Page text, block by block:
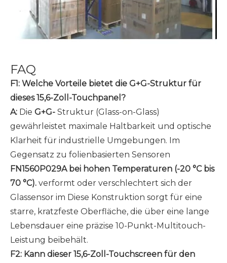
FAQ
F1: Welche Vorteile bietet die G+G-Struktur für
dieses 15,6-Zoll-Touchpanel?
A: Die G+G- Struktur (Glass-on-Glass)
gewährleistet maximale Haltbarkeit und optische
Klarheit für industrielle Umgebungen. Im
Gegensatz zu folienbasierten Sensoren
FN1560P029A bei hohen Temperaturen (-20 °C bis
70 °C). verformt oder verschlechtert sich der
Glassensor im Diese Konstruktion sorgt für eine
starre, kratzfeste Oberfläche, die über eine lange
Lebensdauer eine präzise 10-Punkt-Multitouch-
Leistung beibehält.
F2: Kann dieser 15,6-Zoll-Touchscreen für den